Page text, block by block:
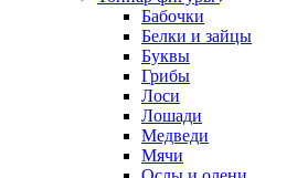
Бабочки
Белки и зайцы
Буквы
Грибы
Лоси
Лошади
Медведи
Мячи